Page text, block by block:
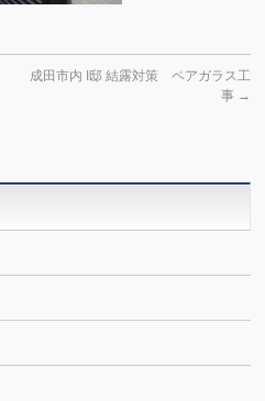
成田市内 I邸 結露対策 ペアガラス工
事 →